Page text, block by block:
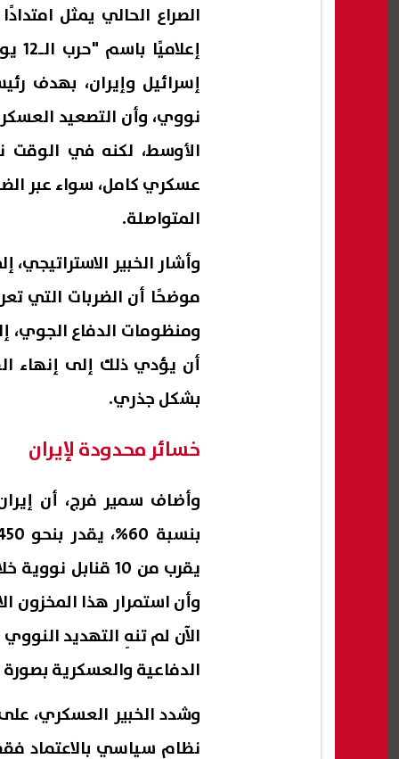
الصراع الحالي يمثل
إسرائيل وإيران، بهدف
نووي، وأن التصعيد
الأوسط، لكنه في
عسكري كامل، سواء عبر
المتواصلة.
وأشار الخبير
موضحًا أن الضربات التي
ومنظومات الدفاع الجوي،
أن يؤدي ذلك إلى إنهاء
بشكل جذري.
خسائر محدودة لإيران
وأضاف سمير فرج، أن
يقرب من 10
وأن استمرار هذا المخزون
الآن لم تنهِ التهديد
الدفاعية والعسكرية بصورة
وشدد الخبير العسكري،
نظام سياسي بالاعتماد